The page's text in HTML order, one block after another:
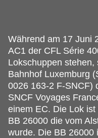
Während am 17 Juni
AC1 der CFL Série
Lokschuppen
Bahnhof Luxemburg
0026 163-2 F-SNCF)
SNCF Voyages
einem EC. Die Lok
BB 26000 die vom
wurde. Die BB 26000